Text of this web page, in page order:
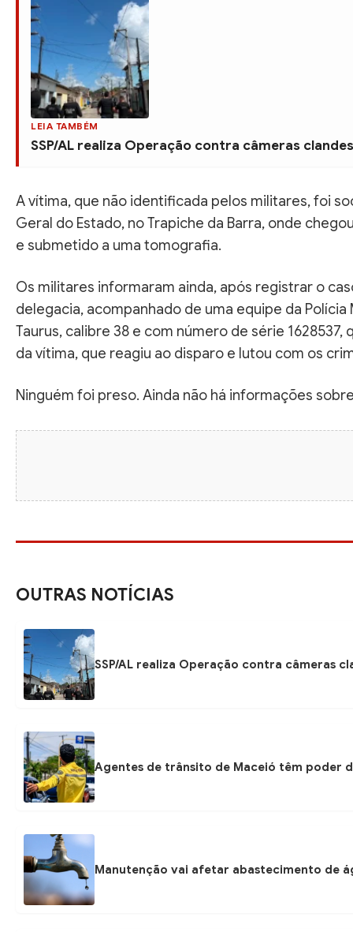
LEIA TAMBÉM
SSP/AL realiza Operação contra câmeras
A vítima, que não identificada pelos militares, foi
Geral do Estado, no Trapiche da Barra, onde
e submetido a uma tomografia.
Os militares informaram ainda, após registrar o
delegacia, acompanhado de uma equipe da
Taurus, calibre 38 e com número de série
da vítima, que reagiu ao disparo e lutou com os
Ninguém foi preso. Ainda não há informações
OUTRAS NOTÍCIAS
SSP/AL realiza Operação contra câmeras
Agentes de trânsito de Maceió têm poder
Manutenção vai afetar abastecimento de